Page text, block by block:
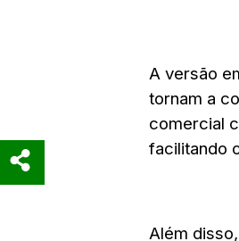
A versão
tornam a
comercial
facilitando
Além